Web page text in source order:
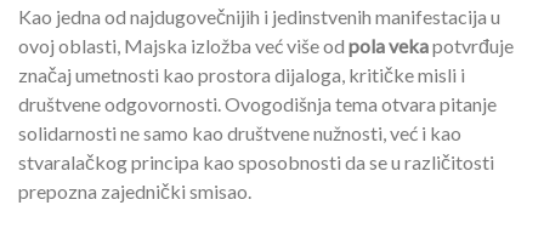
Kao jedna od najdugovečnijih i jedinstvenih manifestacija u
ovoj oblasti, Majska izložba već više od pola vekapotvrđuje
značaj umetnosti kao prostora dijaloga, kritičke misli i
društvene odgovornosti. Ovogodišnja tema otvara pitanje
solidarnosti ne samo kao društvene nužnosti, već i kao
stvaralačkog principa kao sposobnosti da se u različitosti
prepozna zajednički smisao.